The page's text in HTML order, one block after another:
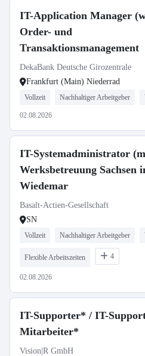
IT-Application Manager
Order- und
Transaktionsmanagement
DekaBank Deutsche Girozentrale
Frankfurt (Main) Niederrad
Vollzeit Nachhaltiger Arbeitgeber
02.08.2026
IT-Systemadministrator
Werksbetreuung Sachsen
Wiedemar
Basalt-Actien-Gesellschaft
SN
Vollzeit Nachhaltiger Arbeitgeber
Flexible Arbeitszeiten 4
02.08.2026
IT-Supporter* / IT-
Mitarbeiter*
Vision|R GmbH